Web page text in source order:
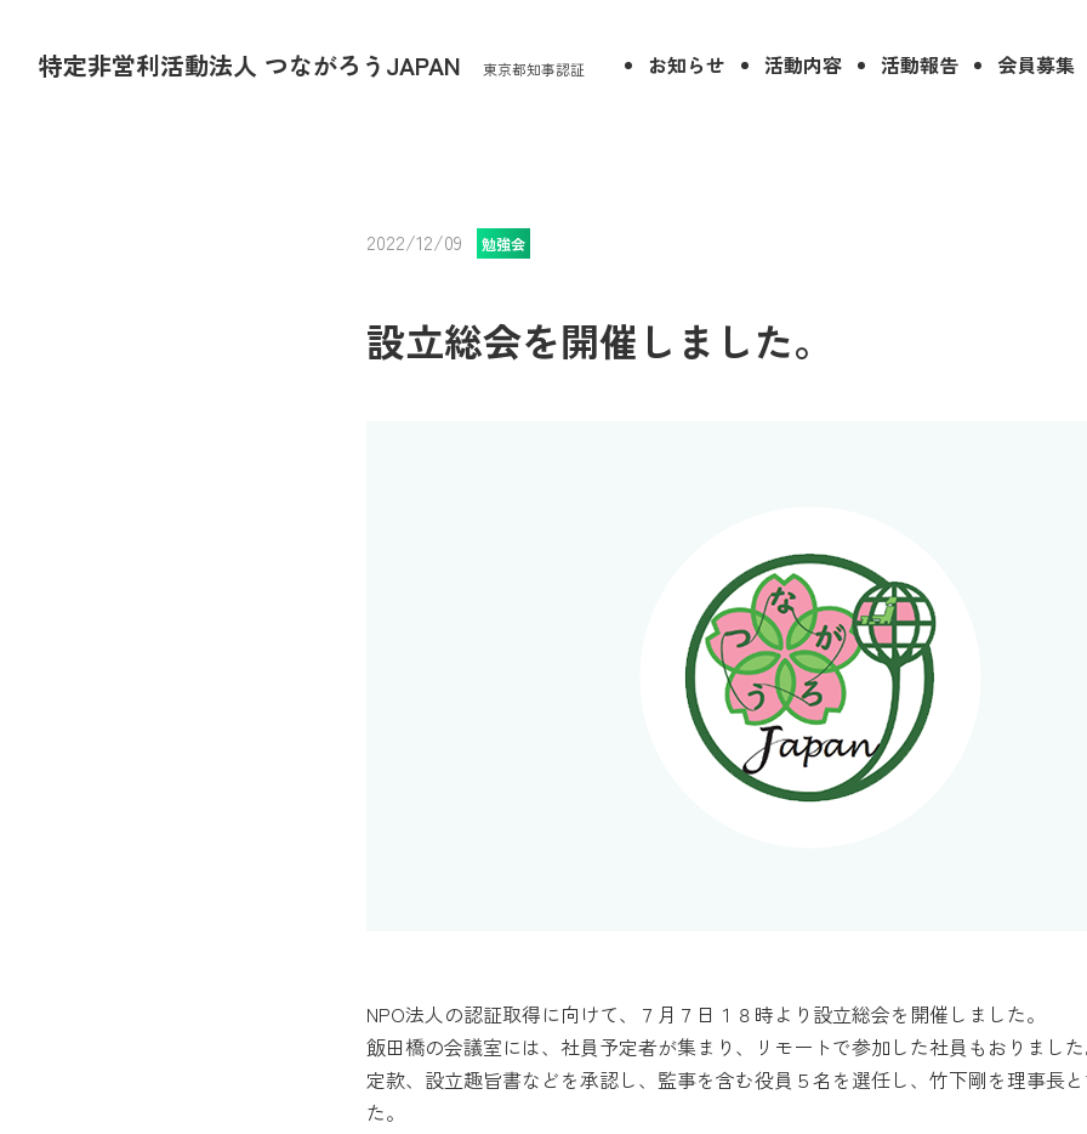
特定非営利活動法人 つながろうJAPAN 東京都知事認証 お知らせ 活動内容 活動報告 会員募集
2022/12/09 勉強会
設立総会を開催しました。
NPO法人の認証取得に向けて、７月７日１８時より設立総会を開催しました。
飯田橋の会議室には、社員予定者が集まり、リモートで参加した社員もおりました
定款、設立趣旨書などを承認し、監事を含む役員５名を選任し、竹下剛を理事長
た。